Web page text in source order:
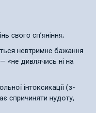
свого сп’яніння;
невтримне бажання
«не дивлячись ні на
інтоксикації (з-
спричиняти нудоту,